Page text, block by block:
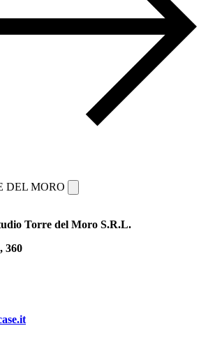
DEL MORO
Torre del Moro S.R.L.
360